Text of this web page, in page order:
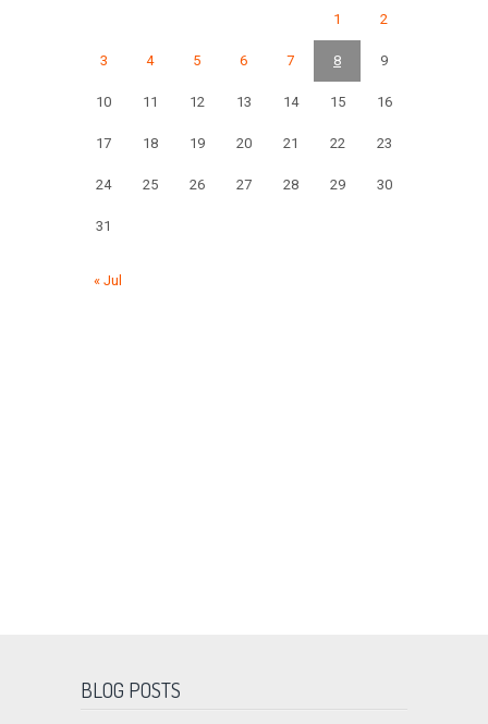
1
2
3 4 5 6 7 8 9
10 11 12 13 14 15 16
17 18 19 20 21 22 23
24 25 26 27 28 29 30
31
« Jul
BLOG POSTS